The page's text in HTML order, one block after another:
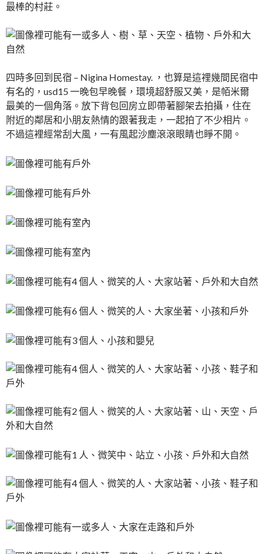
最棒的村莊。
四時多回到民宿 – Nigina Homestay. ，也算是這𥚃幾間民宿中
有名的，usd15 一晚包早晚餐，環境超舒服又美，是帞米爾
最美的一個角落。放下背包回房立即帶著腳架去拍攝，住在
附近的鄰居和小朋友熱情的跟著我走，一起拍了不少相片。
不過這裡經常刮大風，一有風起沙塵滾滾眼睛也睜不開。